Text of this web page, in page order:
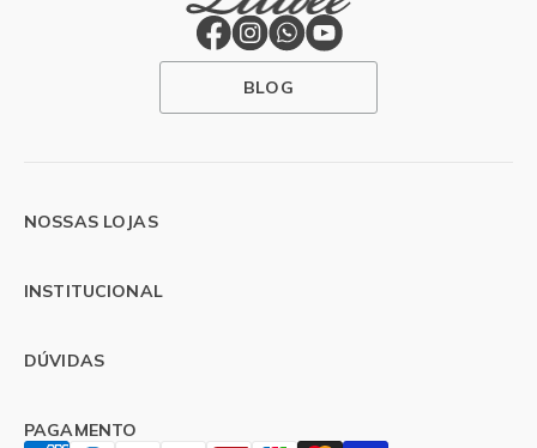
BLOG
NOSSAS LOJAS
INSTITUCIONAL
DÚVIDAS
PAGAMENTO